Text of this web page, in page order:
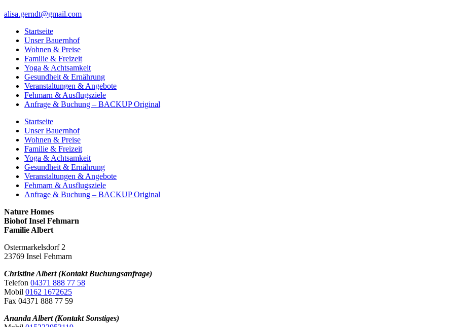
alisa.gerndt@gmail.com
Startseite
Unser Bauernhof
Wohnen & Preise
Familie & Freizeit
Yoga & Achtsamkeit
Gesundheit & Ernährung
Veranstaltungen & Angebote
Fehmarn & Ausflugsziele
Anfrage & Buchung – BACKUP Original
Startseite
Unser Bauernhof
Wohnen & Preise
Familie & Freizeit
Yoga & Achtsamkeit
Gesundheit & Ernährung
Veranstaltungen & Angebote
Fehmarn & Ausflugsziele
Anfrage & Buchung – BACKUP Original
Nature Homes
Biohof Insel Fehmarn
Familie Albert
Ostermarkelsdorf 2
23769 Insel Fehmarn
Christine Albert (Kontakt Buchungsanfrage)
Telefon 04371 888 77 58
Mobil 0162 1672625
Fax 04371 888 77 59
Ananda Albert (Kontakt Sonstiges)